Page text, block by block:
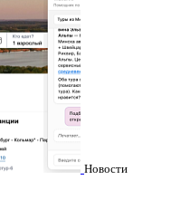
Новости